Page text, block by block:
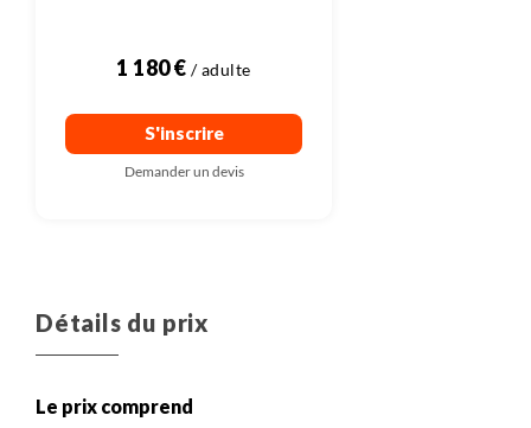
1 180 €
S'inscrire
Demander un devis
Détails du prix
Le prix comprend